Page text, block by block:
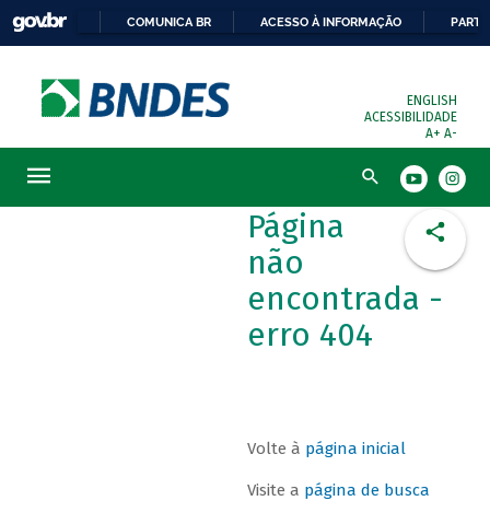
COMUNICA BR ACESSO À INFORMAÇÃO
ENGLISH
ACESSIBILIDADE
A+ A-
Busca
Página
não
encontrada -
erro 404
Volte à página inicial
Visite a página de busca